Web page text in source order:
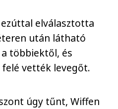
elválasztotta
után látható
többiektől, és
vették levegőt.
úgy tűnt, Wiffen